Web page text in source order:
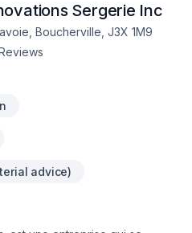
Sergerie Inc
Boucherville, J3X 1M9
advice)